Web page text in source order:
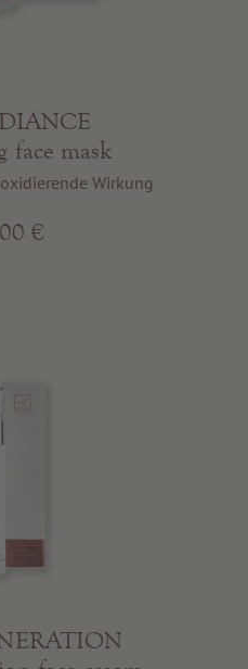
face mask
Wirkung
€